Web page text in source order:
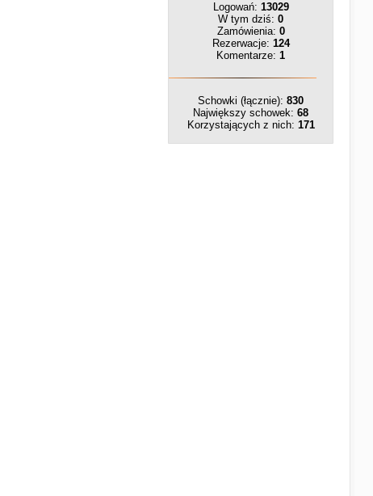
Logowań: 13029
W tym dziś: 0
Zamówienia: 0
Rezerwacje: 124
Komentarze: 1
Schowki (łącznie): 830
Największy schowek: 68
Korzystających z nich: 171